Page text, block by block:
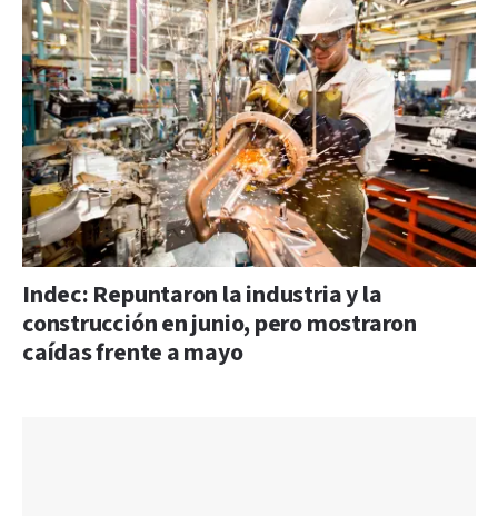
Indec: Repuntaron la industria y la
construcción en junio, pero mostraron
caídas frente a mayo